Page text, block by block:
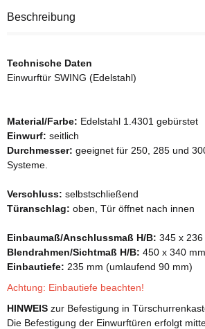
Beschreibung
Technische Daten
Einwurftür SWING (Edelstahl)
Material/Farbe: Edelstahl 1.4301 gebürstet
Einwurf: seitlich
Durchmesser: geeignet für 250, 285 und
Systeme.
Verschluss: selbstschließend
Türanschlag: oben, Tür öffnet nach innen
Einbaumaß/Anschlussmaß H/B: 345 x 236
Blendrahmen/Sichtmaß H/B: 450 x 340 mm
Einbautiefe: 235 mm (umlaufend 90 mm)
Achtung: Einbautiefe beachten!
HINWEIS zur Befestigung in
Die Befestigung der Einwurftüren erfolgt